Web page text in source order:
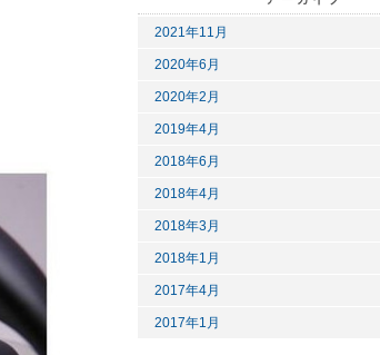
2021年11月
2020年6月
2020年2月
2019年4月
2018年6月
2018年4月
2018年3月
2018年1月
2017年4月
2017年1月